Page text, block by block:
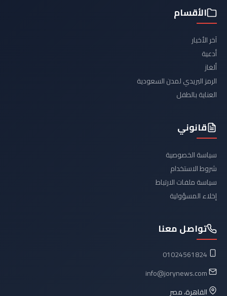
الأقسام
آخر الأخبار
أدعية
ألغاز
الرمز البريدي لمدن السعودية
العناية بالطفل
قانوني
سياسة الخصوصية
شروط الاستخدام
سياسة ملفات الارتباط
إخلاء المسؤولية
تواصل معنا
01024561824
info@jorynews.com
القاهرة، مصر